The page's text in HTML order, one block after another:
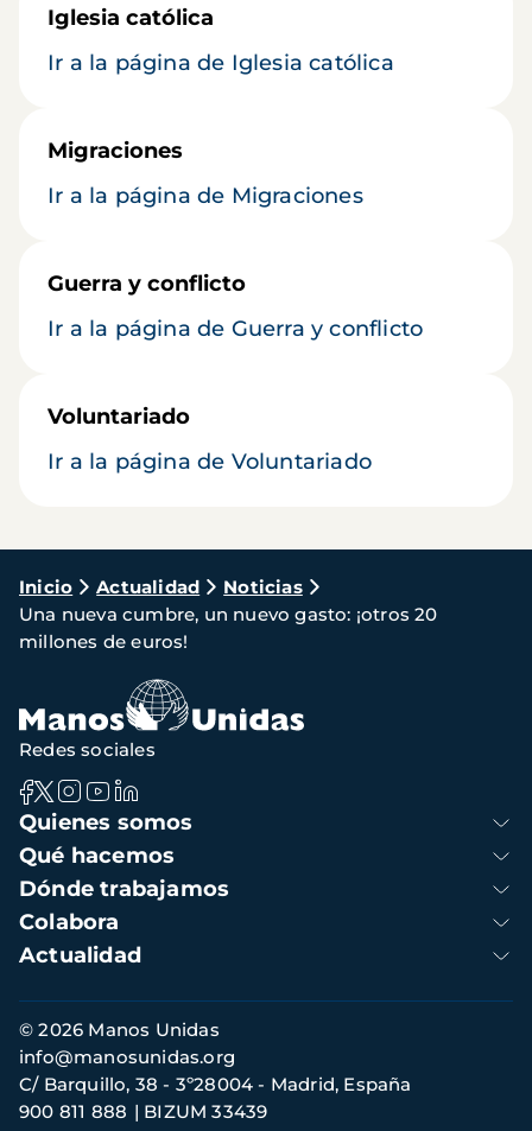
Iglesia católica
Ir a la página de Iglesia católica
Migraciones
Ir a la página de Migraciones
Guerra y conflicto
Ir a la página de Guerra y conflicto
Voluntariado
Ir a la página de Voluntariado
Ruta
de
navegación
Inicio Actualidad
Noticias
Una nueva cumbre, un nuevo gasto: ¡otros 20
millones de euros!
Navegación
principal
Quienes somos
Qué hacemos
Dónde trabajamos
Colabora
Actualidad
Redes sociales
Información
de
contacto
© 2026 Manos Unidas
C/ Barquillo, 38 - 3º28004 - Madrid, España
900 811 888
BIZUM 33439
info@manosunidas.org